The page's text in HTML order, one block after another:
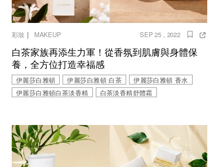
彩妝｜ MAKEUP SEP 25 , 2022
白茶家族再添生力軍！從香氛到肌膚與身體保
養，全方位打造幸福感
伊麗莎白雅頓 伊麗莎白雅頓 白茶
伊麗莎白雅頓 香水
伊麗莎白雅頓白茶淡香精
白茶淡香精舒體霜